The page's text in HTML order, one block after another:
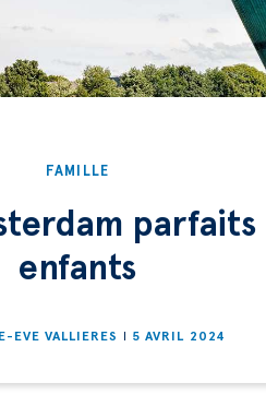
FAMILLE
enfants
EVE VALLIERES 5 AVRIL 2024